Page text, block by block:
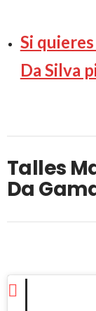
Si
Da Silva
Talles
Da